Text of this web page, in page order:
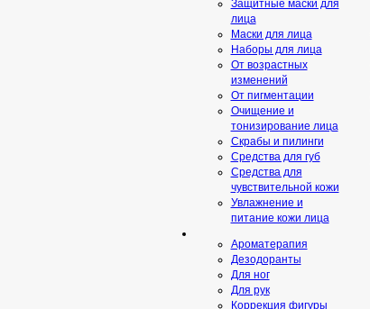
Защитные маски для
лица
Маски для лица
Наборы для лица
От возрастных
изменений
От пигментации
Очищение и
тонизирование лица
Скрабы и пилинги
Средcтва для губ
Средства для
чувствительной кожи
Увлажнение и
питание кожи лица
Ароматерапия
Дезодоранты
Для ног
Для рук
Коррекция фигуры